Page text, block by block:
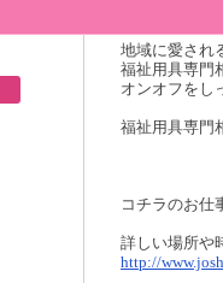
地域に愛され
福祉用具専門
オンオフをし
福祉用具専門
コチラのお仕
詳しい場所や
http://